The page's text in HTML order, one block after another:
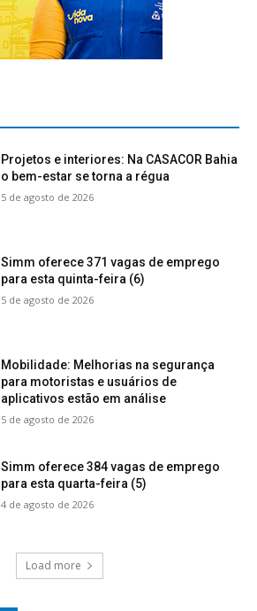
Projetos e interiores: Na CASACOR Bahia
o bem-estar se torna a régua
5 de agosto de 2026
Simm oferece 371 vagas de emprego
para esta quinta-feira (6)
5 de agosto de 2026
Mobilidade: Melhorias na segurança
para motoristas e usuários de
aplicativos estão em análise
5 de agosto de 2026
Simm oferece 384 vagas de emprego
para esta quarta-feira (5)
4 de agosto de 2026
Load more